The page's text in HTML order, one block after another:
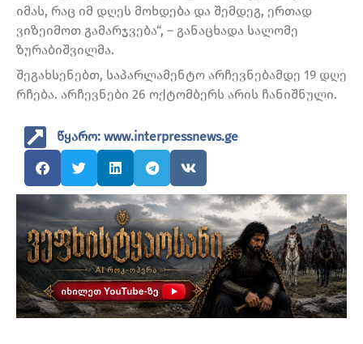
იმას, რაც იმ დღეს მოხდება და შემდეგ, ერთად
ვიზეიმოთ გამარჯვება“, – განაცხადა სალომე
ზურაბიშვილმა.
შეგახსენებთ, საპარლამენტო არჩევნებამდე 19 დღე
რჩება. არჩევნები 26 ოქტომბერს არის ჩანიშნული.
წყარო: www.interpressnews.ge